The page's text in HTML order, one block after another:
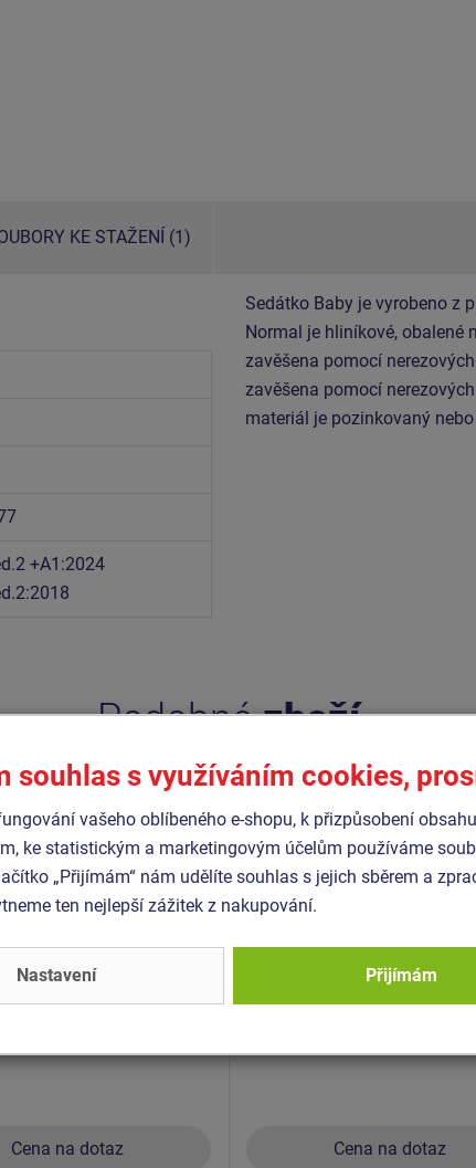
KE STAŽENÍ (1)
+A1:2024
Sedátko Baby je vyrobeno z
Normal je hliníkové, obalené
zavěšena pomocí
zavěšena pomocí
materiál je pozinkovaný nebo
Podobnézboží
(včetně
Cena na dotaz
Sedátko Hnízdo (prům. 1
závěsů)
Cena na dotaz
souhlas s využíváním cookies,
vašeho oblíbeného e-shopu, k přizpůsobení
ke statistickým a marketingovým účelům používáme
„Přijímám“ nám udělíte souhlas s jejich sběrem a
ten nejlepší zážitek z nakupování.
Nastavení Přijímám